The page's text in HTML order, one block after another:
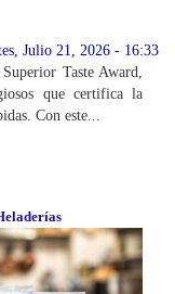
Julio 21, 2026 - 16:33
Taste Award,
que certifica la
Con este...